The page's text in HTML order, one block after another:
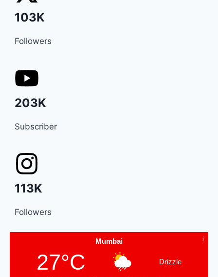
103K
Followers
203K
Subscriber
113K
Followers
Mumbai
27°C Drizzle